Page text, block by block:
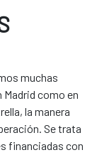
muchas
como en
la manera
Se trata
financiadas con